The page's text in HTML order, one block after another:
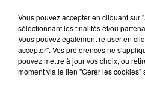
RADIO
Vous pouvez accepter en cliquant sur
sélectionnant les finalités et/ou
Vous pouvez également refuser en
accepter". Vos préférences ne
pouvez mettre à jour vos choix, ou
moment via le lien "Gérer les